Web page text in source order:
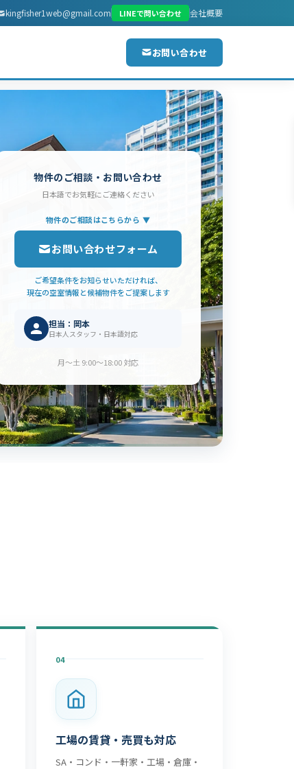
kingfisher1web@gmail.com LINEで問い合わせ 会社概要
お問い合わせ
物件のご相談・お問い合わせ
日本語でお気軽にご連絡ください
物件のご相談はこちらから ▼
お問い合わせフォーム
ご希望条件をお知らせいただければ、
現在の空室情報と候補物件をご提案します
担当：岡本
日本人スタッフ・日本語対応
月〜土 9:00〜18:00 対応
04
工場の賃貸・売買も対応
SA・コンド・一軒家・工場・倉庫・